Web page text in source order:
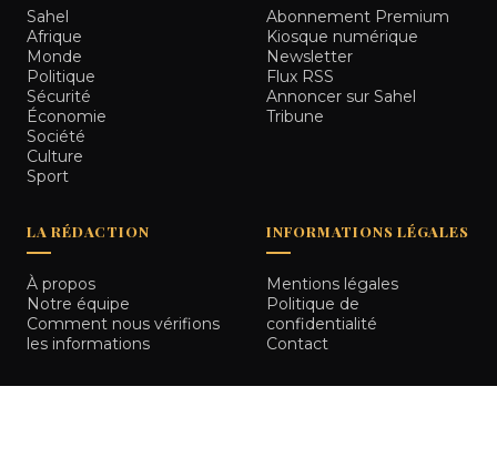
Sahel
Afrique
Monde
Politique
Sécurité
Économie
Société
Culture
Sport
Abonnement Premium
Kiosque numérique
Newsletter
Flux RSS
Annoncer sur Sahel
Tribune
LA RÉDACTION
À propos
Notre équipe
Comment nous vérifions
les informations
INFORMATIONS LÉGALES
Mentions légales
Politique de
confidentialité
Contact